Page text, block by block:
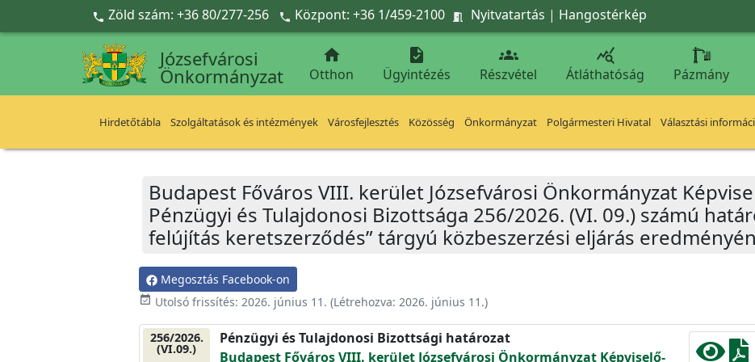
Ugrás a fő tartalomra
 Zöld szám: +36 80/277-256  Központ: +36 1/459-2100  Nyitvatartás | Hangostérkép
Józsefvárosi
Önkormányzat

Otthon

Ügyintézés

Részvétel

Átláthatóság Pázmány
Hirdetőtábla Szolgáltatások és intézmények Városfejlesztés Közösség Önkormányzat Polgármesteri Hivatal Választási
Budapest Főváros VIII. kerület Józsefvárosi Önkormányzat
Pénzügyi és Tulajdonosi Bizottsága 256/2026. (VI. 09.) számú
felújítás keretszerződés” tárgyú közbeszerzési eljárás
Megosztás Facebook-on
event_available Utolsó frissítés: 2026. június 11. (Létrehozva: 2026. június 11.)
256/2026.
(VI.09.)
Pénzügyi és Tulajdonosi Bizottsági határozat
Budapest Főváros VIII. kerület Józsefvárosi Önkormányzat Képviselő-